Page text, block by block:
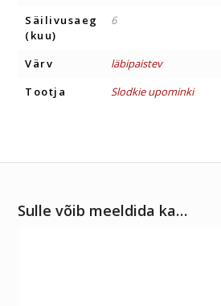
Säilivusaeg
(kuu)
6
Värv
läbipaistev
Tootja
Slodkie upominki
Sulle võib meeldida ka…